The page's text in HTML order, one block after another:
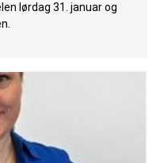
lørdag 31. januar og